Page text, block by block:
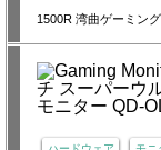
1500R 湾曲ゲーミン